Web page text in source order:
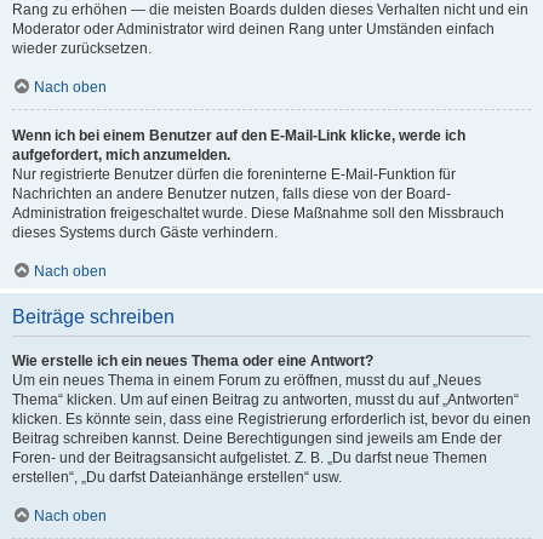
Rang zu erhöhen — die meisten Boards dulden dieses Verhalten nicht und ein
Moderator oder Administrator wird deinen Rang unter Umständen einfach
wieder zurücksetzen.
Nach oben
Wenn ich bei einem Benutzer auf den E-Mail-Link klicke, werde ich
aufgefordert, mich anzumelden.
Nur registrierte Benutzer dürfen die foreninterne E-Mail-Funktion für
Nachrichten an andere Benutzer nutzen, falls diese von der Board-
Administration freigeschaltet wurde. Diese Maßnahme soll den Missbrauch
dieses Systems durch Gäste verhindern.
Nach oben
Beiträge schreiben
Wie erstelle ich ein neues Thema oder eine Antwort?
Um ein neues Thema in einem Forum zu eröffnen, musst du auf „Neues
Thema“ klicken. Um auf einen Beitrag zu antworten, musst du auf „Antworten“
klicken. Es könnte sein, dass eine Registrierung erforderlich ist, bevor du einen
Beitrag schreiben kannst. Deine Berechtigungen sind jeweils am Ende der
Foren- und der Beitragsansicht aufgelistet. Z. B. „Du darfst neue Themen
erstellen“, „Du darfst Dateianhänge erstellen“ usw.
Nach oben